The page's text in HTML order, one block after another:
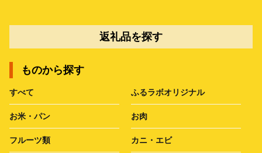
返礼品を探す
ものから探す
すべて ふるラボオリジナル
お米・パン お肉
フルーツ類 カニ・エビ